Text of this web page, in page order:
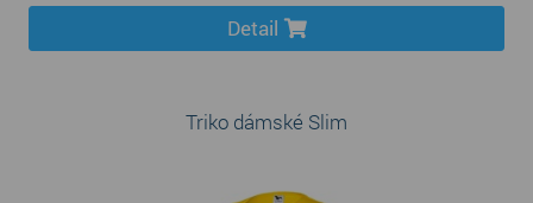
Detail
Triko dámské Slim